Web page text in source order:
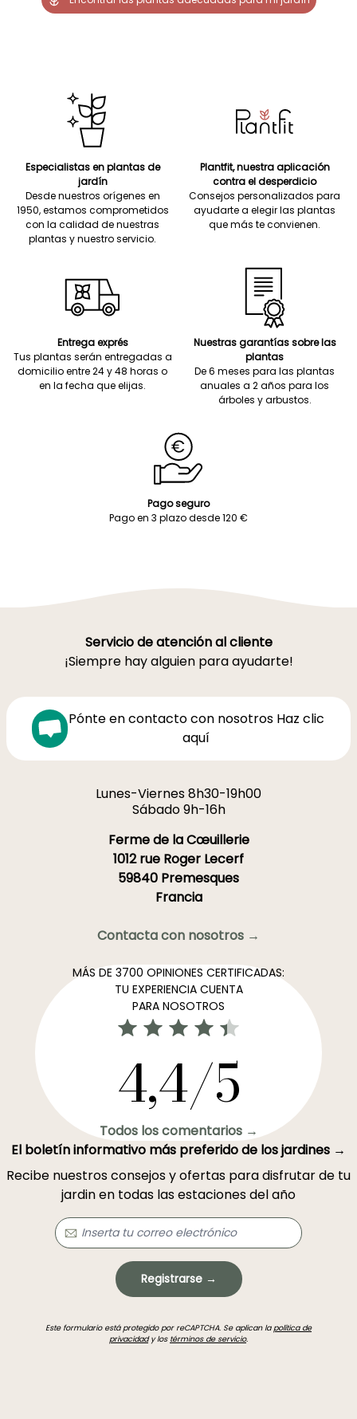
Especialistas en plantas de
jardín
Desde nuestros orígenes en
1950, estamos comprometidos
con la calidad de nuestras
plantas y nuestro servicio.
Plantfit, nuestra aplicación
contra el desperdicio
Consejos personalizados para
ayudarte a elegir las plantas
que más te convienen.
Entrega exprés
Tus plantas serán entregadas a
domicilio entre 24 y 48 horas o
en la fecha que elijas.
Nuestras garantías sobre las
plantas
De 6 meses para las plantas
anuales a 2 años para los
árboles y arbustos.
Pago seguro
Pago en 3 plazo desde 120 €
Servicio de atención al cliente
¡Siempre hay alguien para ayudarte!
Pónte en contacto con nosotros Haz clic
aquí
Lunes-Viernes 8h30-19h00
Sábado 9h-16h
Ferme de la Cœuillerie
1012 rue Roger Lecerf
59840 Premesques
Francia
Contacta con nosotros →
MÁS DE 3700 OPINIONES CERTIFICADAS:
TU EXPERIENCIA CUENTA
PARA NOSOTROS
4,4/5
Todos los comentarios →
El boletín informativo más preferido de los jardines →
Recibe nuestros consejos y ofertas para disfrutar de tu
jardin en todas las estaciones del año
Registrarse →
Este formulario está protegido por reCAPTCHA. Se aplican lapolítica de
privacidady los términos de servicio.